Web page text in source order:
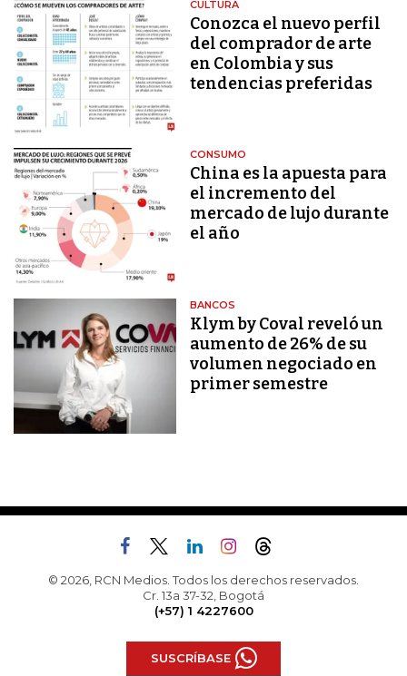
CULTURA
Conozca el nuevo perfil
del comprador de arte
en Colombia y sus
tendencias preferidas
CONSUMO
China es la apuesta para
el incremento del
mercado de lujo durante
el año
BANCOS
Klym by Coval reveló un
aumento de 26% de su
volumen negociado en
primer semestre
© 2026, RCN Medios. Todos los derechos reservados.
Cr. 13a 37-32, Bogotá
(+57) 1 4227600
SUSCRÍBASE